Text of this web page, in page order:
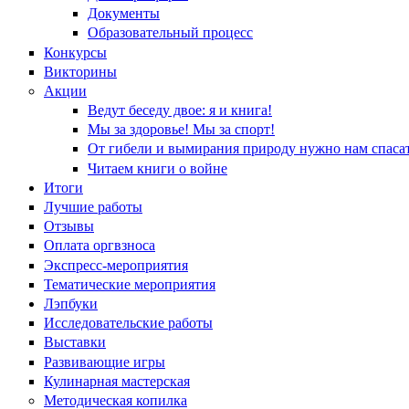
Документы
Образовательный процесс
Конкурсы
Викторины
Акции
Ведут беседу двое: я и книга!
Мы за здоровье! Мы за спорт!
От гибели и вымирания природу нужно нам
Читаем книги о войне
Итоги
Лучшие работы
Отзывы
Оплата оргвзноса
Экспресс-мероприятия
Тематические мероприятия
Лэпбуки
Исследовательские работы
Выставки
Развивающие игры
Кулинарная мастерская
Методическая копилка